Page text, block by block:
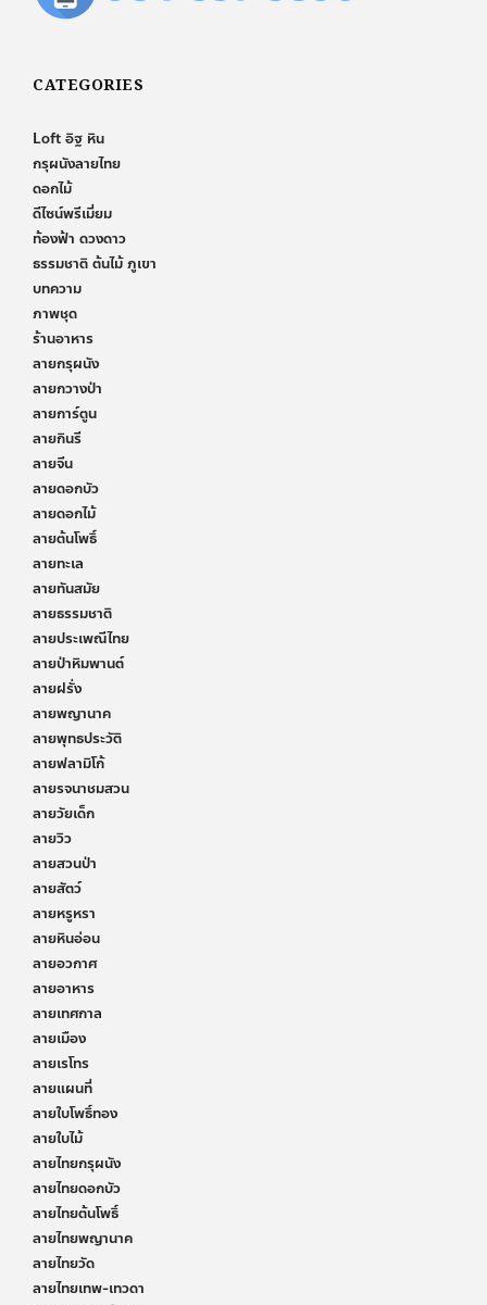
CATEGORIES
Loft อิฐ หิน
กรุผนังลายไทย
ดอกไม้
ดีไซน์พรีเมี่ยม
ท้องฟ้า ดวงดาว
ธรรมชาติ ต้นไม้ ภูเขา
บทความ
ภาพชุด
ร้านอาหาร
ลายกรุผนัง
ลายกวางป่า
ลายการ์ตูน
ลายกินรี
ลายจีน
ลายดอกบัว
ลายดอกไม้
ลายต้นโพธิ์
ลายทะเล
ลายทันสมัย
ลายธรรมชาติ
ลายประเพณีไทย
ลายป่าหิมพานต์
ลายฝรั่ง
ลายพญานาค
ลายพุทธประวัติ
ลายฟลามิโก้
ลายรจนาชมสวน
ลายวัยเด็ก
ลายวิว
ลายสวนป่า
ลายสัตว์
ลายหรูหรา
ลายหินอ่อน
ลายอวกาศ
ลายอาหาร
ลายเทศกาล
ลายเมือง
ลายเรโทร
ลายแผนที่
ลายใบโพธิ์ทอง
ลายใบไม้
ลายไทยกรุผนัง
ลายไทยดอกบัว
ลายไทยต้นโพธิ์
ลายไทยพญานาค
ลายไทยวัด
ลายไทยเทพ-เทวดา